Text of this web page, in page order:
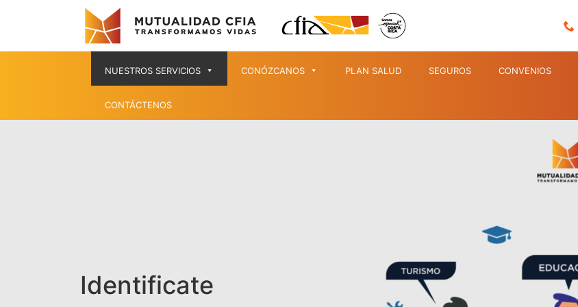
NUESTROS SERVICIOS CONÓZCANOS PLAN SALUD SEGUROS CONVENIOS
CONTÁCTENOS
Identificate